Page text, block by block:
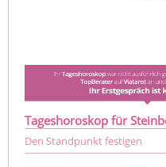
Tageshoroskop für
Den Standpunkt festigen